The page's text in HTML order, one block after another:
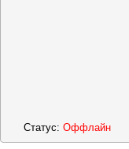
Статус: Оффлайн